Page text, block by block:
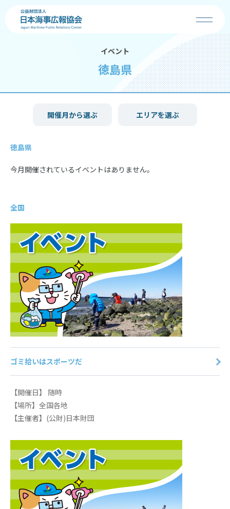
お知らせ
海・船・港の魅力
学校の先生へ
販売
イベント情報
コンテンツガイド
賛助会員募集
アクセスマップ
個人情報保護方針
イベント
徳島県
開催月から選ぶ エリアを選ぶ
徳島県
今月開催されているイベントはありません。
全国
ゴミ拾いはスポーツだ
【開催日】 随時
【場所】全国各地
【主催者】(公財)日本財団